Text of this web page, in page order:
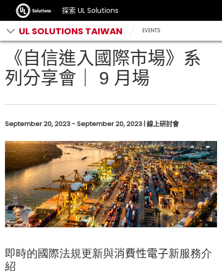
探索 UL Solutions
UL SOLUTIONS TAIWAN EVENTS
《自信進入國際市場》系
列分享會｜ 9 月場
September 20, 2023 - September 20, 2023 | 線上研討會
即時的國際法規更新與消費性電子新服務介
紹